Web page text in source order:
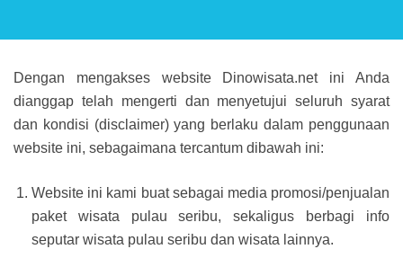
Dengan mengakses website Dinowisata.net ini Anda
dianggap telah mengerti dan menyetujui seluruh syarat
dan kondisi (disclaimer) yang berlaku dalam penggunaan
website ini, sebagaimana tercantum dibawah ini:
Website ini kami buat sebagai media promosi/penjualan
paket wisata pulau seribu, sekaligus berbagi info
seputar wisata pulau seribu dan wisata lainnya.